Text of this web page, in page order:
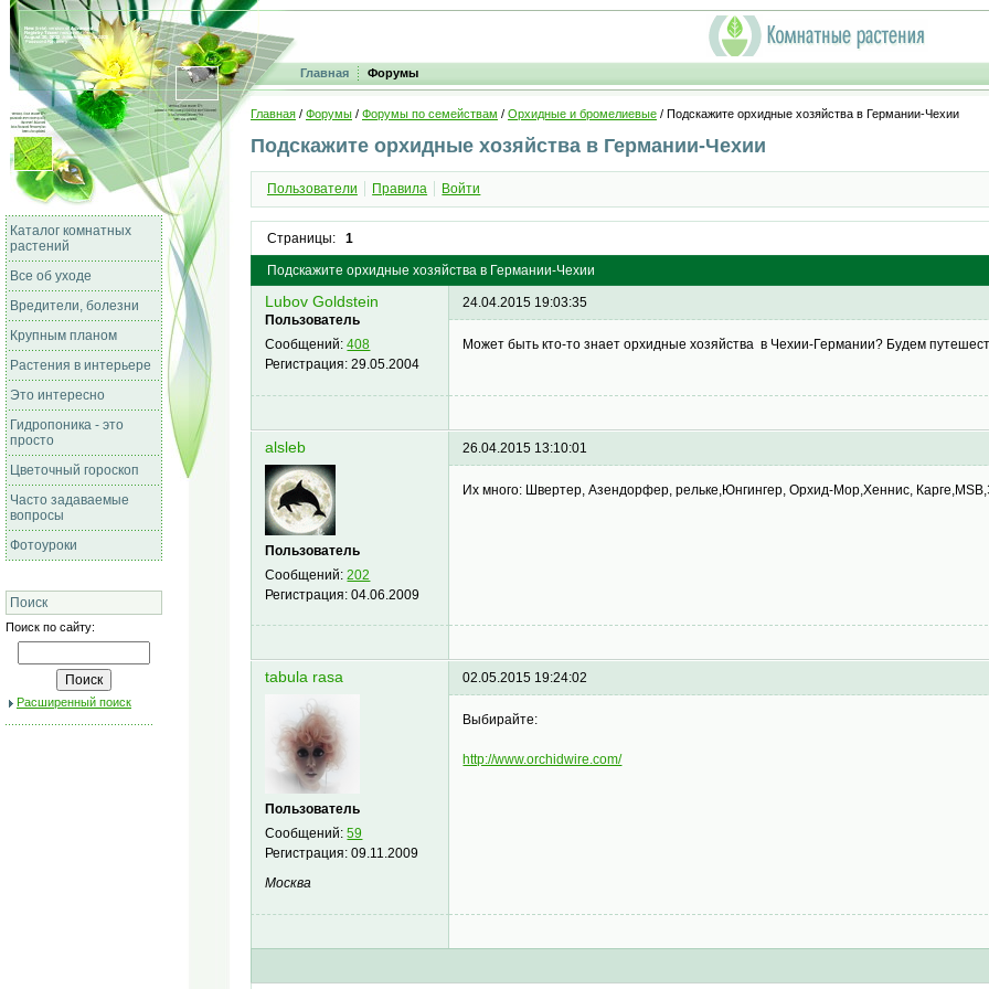
Главная Форумы
Каталог комнатных
растений
Все об уходе
Вредители, болезни
Крупным планом
Растения в интерьере
Это интересно
Гидропоника - это
просто
Цветочный гороскоп
Часто задаваемые
вопросы
Фотоуроки
Поиск
Поиск по сайту:
Расширенный поиск
Главная / Форумы / Форумы по семействам / Орхидные и бромелиевые / Подскажите орхидные хозяйства в Германии-Чехии
Подскажите орхидные хозяйства в Германии-Чехии
Пользователи Правила Войти
Страницы: 1
Подскажите орхидные хозяйства в Германии-Чехии
Lubov Goldstein
Пользователь
Сообщений:408
Регистрация:29.05.2004
24.04.2015 19:03:35
Может быть кто-то знает орхидные хозяйства в Чехии-Германии? Будем
alsleb
Пользователь
Сообщений:202
Регистрация:04.06.2009
26.04.2015 13:10:01
Их много: Швертер, Азендорфер, рельке,Юнгингер, Орхид-Мор,Хеннис,
tabula rasa
Пользователь
Сообщений:59
Регистрация:09.11.2009
Москва
02.05.2015 19:24:02
Выбирайте:
http://www.orchidwire.com/